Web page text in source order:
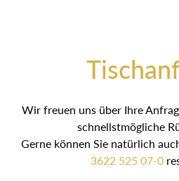
Wir freuen uns über Ihre
schnellstmögliche
Gerne können Sie natürlich
3622 525 07-0